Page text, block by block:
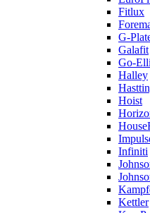
Fitlux
G-
Galafit
Go-
Halley
Hoist
Infiniti
Kettler